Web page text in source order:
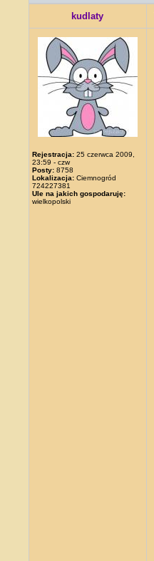
kudlaty
Rejestracja: 25 czerwca 2009,
23:59 - czw
Posty: 8758
Lokalizacja: Ciemnogród
724227381
Ule na jakich gospodaruję:
wielkopolski